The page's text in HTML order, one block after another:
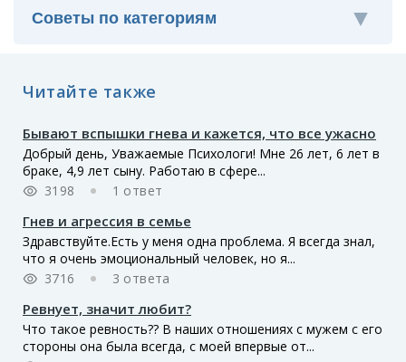
Читайте также
Бывают вспышки гнева и кажется, что все ужасно
Добрый день, Уважаемые Психологи! Мне 26 лет, 6 лет в
браке, 4,9 лет сыну. Работаю в сфере...
3198
1 ответ
Гнев и агрессия в семье
Здравствуйте.Есть у меня одна проблема. Я всегда знал,
что я очень эмоциональный человек, но я...
3716
3 ответа
Ревнует, значит любит?
Что такое ревность?? В наших отношениях с мужем с его
стороны она была всегда, с моей впервые от...